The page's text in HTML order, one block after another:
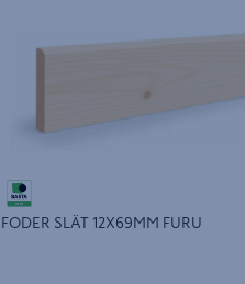
FODER SLÄT 12X69MM FURU